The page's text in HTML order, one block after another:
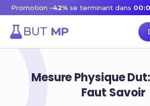
Promotion -42%se terminant dans
BUT MP
Mesure Physique
Faut Savoir